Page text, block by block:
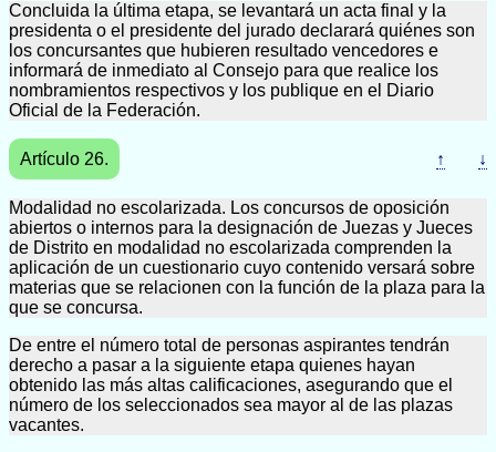
Concluida la última etapa, se levantará un acta final y la
presidenta o el presidente del jurado declarará quiénes son
los concursantes que hubieren resultado vencedores e
informará de inmediato al Consejo para que realice los
nombramientos respectivos y los publique en el Diario
Oficial de la Federación.
Artículo 26. ↑ ↓
Modalidad no escolarizada. Los concursos de oposición
abiertos o internos para la designación de Juezas y Jueces
de Distrito en modalidad no escolarizada comprenden la
aplicación de un cuestionario cuyo contenido versará sobre
materias que se relacionen con la función de la plaza para la
que se concursa.
De entre el número total de personas aspirantes tendrán
derecho a pasar a la siguiente etapa quienes hayan
obtenido las más altas calificaciones, asegurando que el
número de los seleccionados sea mayor al de las plazas
vacantes.